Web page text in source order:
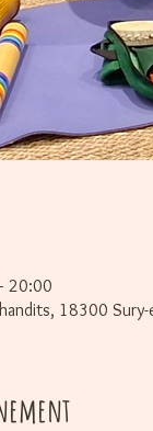
20:00
18300 Sury-